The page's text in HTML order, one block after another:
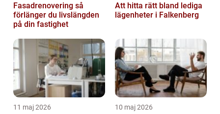
Fasadrenovering så
förlänger du livslängden
på din fastighet
Att hitta rätt bland lediga
lägenheter i Falkenberg
11 maj 2026 10 maj 2026